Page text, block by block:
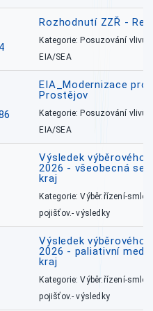
Rozhodnutí ZZŘ -
Kategorie: Posuzování vlivů
EIA/SEA
EIA_Modernizace
Prostějov
Kategorie: Posuzování vlivů
EIA/SEA
Výsledek výběrového
2026 - všeobecná
kraj
Kategorie: Výběr.řízení-
pojišťov.- výsledky
Výsledek výběrového
2026 - paliativní
kraj
Kategorie: Výběr.řízení-
pojišťov.- výsledky